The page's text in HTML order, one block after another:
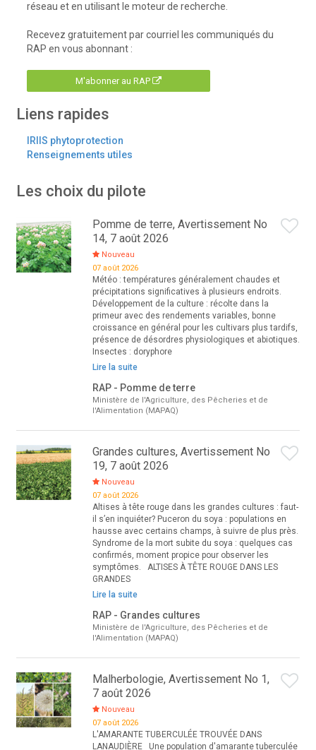
réseau et en utilisant le moteur de recherche.
Recevez gratuitement par courriel les communiqués du
RAP en vous abonnant :
M'abonner au RAP
Liens rapides
IRIIS phytoprotection
Renseignements utiles
Les choix du pilote
Pomme de terre, Avertissement No
14, 7 août 2026
Nouveau
07 août 2026
Météo : températures généralement chaudes et
précipitations significatives à plusieurs endroits.
Développement de la culture : récolte dans la
primeur avec des rendements variables, bonne
croissance en général pour les cultivars plus tardifs,
présence de désordres physiologiques et abiotiques.
Insectes : doryphore
Lire la suite
RAP - Pomme de terre
Ministère de l'Agriculture, des Pêcheries et de
l'Alimentation (MAPAQ)
Grandes cultures, Avertissement No
19, 7 août 2026
Nouveau
07 août 2026
Altises à tête rouge dans les grandes cultures : faut-
il s’en inquiéter? Puceron du soya : populations en
hausse avec certains champs, à suivre de plus près.
Syndrome de la mort subite du soya : quelques cas
confirmés, moment propice pour observer les
symptômes. ALTISES À TÊTE ROUGE DANS LES
GRANDES
Lire la suite
RAP - Grandes cultures
Ministère de l'Agriculture, des Pêcheries et de
l'Alimentation (MAPAQ)
Malherbologie, Avertissement No 1,
7 août 2026
Nouveau
07 août 2026
L'AMARANTE TUBERCULÉE TROUVÉE DANS
LANAUDIÈRE Une population d'amarante tuberculée